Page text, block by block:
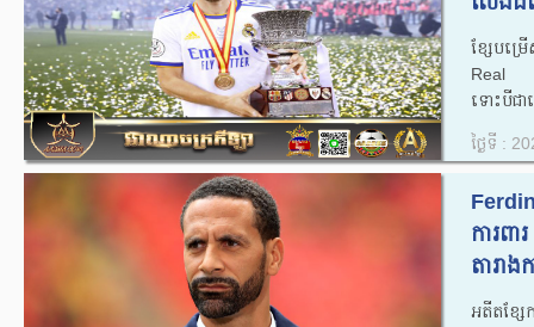
ខ្សែបម្
Real
ទោះបីជា
ថ្ងៃទី :
ការពា
តារា
អតីតខ្ស